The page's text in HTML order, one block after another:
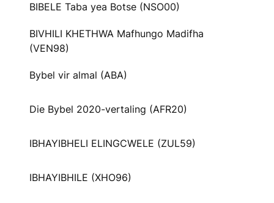
BIBELE Taba yea Botse (NSO00)
BIVHILI KHETHWA Mafhungo Madifha
(VEN98)
Bybel vir almal (ABA)
Die Bybel 2020-vertaling (AFR20)
IBHAYIBHELI ELINGCWELE (ZUL59)
IBHAYIBHILE (XHO96)